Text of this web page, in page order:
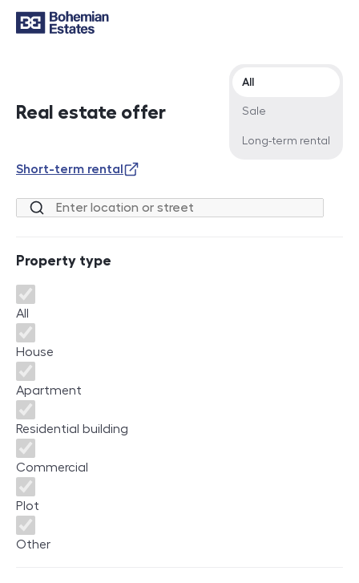
Real estate offer
Offer type
All
Sale
Long-term rental
Short-term rental
Location or street
Property type
Property type
All
House
Apartment
Residential building
Commercial
Plot
Other